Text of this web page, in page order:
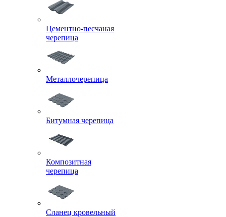
Цементно-песчаная
черепица
Металлочерепица
Битумная черепица
Композитная
черепица
Сланец кровельный